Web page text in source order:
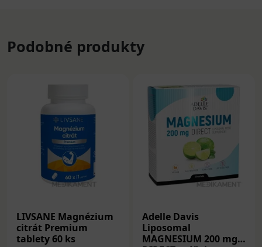
Podobné produkty
LIVSANE Magnézium
citrát Premium
tablety 60 ks
Adelle Davis
Liposomal
MAGNESIUM 200 mg